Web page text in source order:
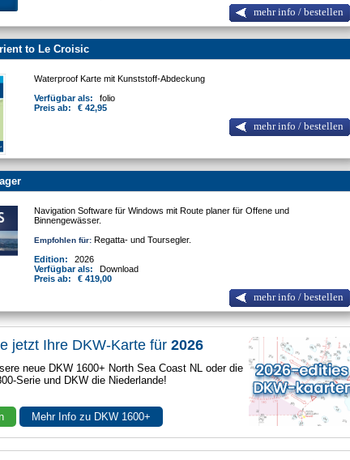
mehr info / bestellen
to Le Croisic
Waterproof Karte mit Kunststoff-Abdeckung
Verfügbar als:
folio
Preis ab:
€ 42,95
mehr info / bestellen
Navigation Software für Windows mit Route planer für Offene und
Binnengewässer.
Empfohlen für: Regatta- und Toursegler.
Edition:
2026
Verfügbar als:
Download
Preis ab:
€ 419,00
mehr info / bestellen
jetzt Ihre DKW-Karte für2026
neue DKW 1600+ North Sea Coast NL oder die
Serie und DKW die Niederlande!
Mehr Info zu DKW 1600+